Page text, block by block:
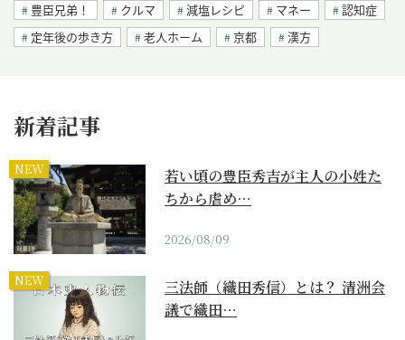
豊臣兄弟！ クルマ 減塩レシピ マネー
認知症
定年後の歩き方
老人ホーム 京都 漢方
新着記事
NEW
若い頃の豊臣秀吉が主人の小姓た
ちから虐め…
2026/08/09
NEW
三法師（織田秀信）とは？ 清洲会
議で織田…